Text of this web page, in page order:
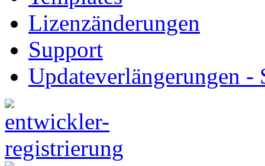
Lizenzänderungen
Support
Updateverlängerungen -